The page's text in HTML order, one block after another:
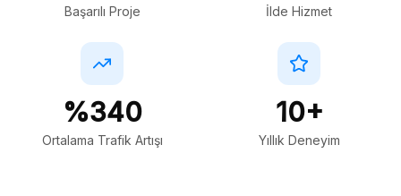
Başarılı Proje İlde Hizmet
%340
Ortalama Trafik Artışı
10+
Yıllık Deneyim